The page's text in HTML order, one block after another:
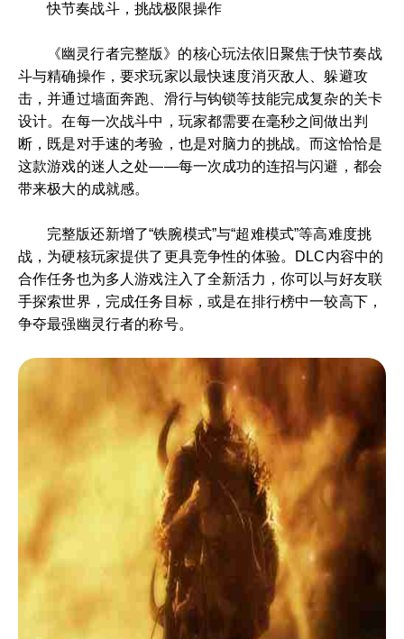
快节奏战斗，挑战极限操作
《幽灵行者完整版》的核心玩法依旧聚焦于快节奏战
斗与精确操作，要求玩家以最快速度消灭敌人、躲避攻
击，并通过墙面奔跑、滑行与钩锁等技能完成复杂的关卡
设计。在每一次战斗中，玩家都需要在毫秒之间做出判
断，既是对手速的考验，也是对脑力的挑战。而这恰恰是
这款游戏的迷人之处——每一次成功的连招与闪避，都会
带来极大的成就感。
完整版还新增了“铁腕模式”与“超难模式”等高难度挑
战，为硬核玩家提供了更具竞争性的体验。DLC内容中的
合作任务也为多人游戏注入了全新活力，你可以与好友联
手探索世界，完成任务目标，或是在排行榜中一较高下，
争夺最强幽灵行者的称号。